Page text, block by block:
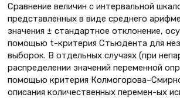
Сравнение величин с интервальной
представленных в виде среднего
значения ± стандартное отклонение,
помощью t-критерия Стьюдента для
выборок. В отдельных случаях (при
распределении значений переменной
помощью критерия
описания количественных перемен-ых